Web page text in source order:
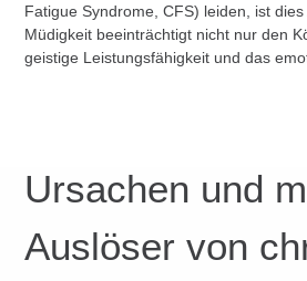
Fatigue Syndrome, CFS) leiden, ist
Müdigkeit beeinträchtigt nicht nur den
geistige Leistungsfähigkeit und das
Ursachen und
Auslöser von